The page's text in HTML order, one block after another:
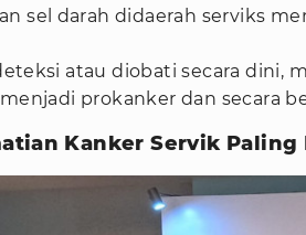
sel darah didaerah serviks
atau diobati secara dini,
prokanker dan secara
Kanker Servik